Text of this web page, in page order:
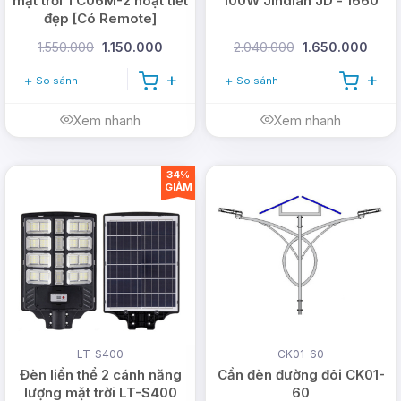
động trong thời gian dài.
Điều khiển tắt bật đèn theo cảm biến ánh
cài đặt 3 mức sáng tối theo yêu cầu.
đẹp [Có Remote]
1.550.000 1.150.000
So sánh
Xem nhanh
2.040.000 1.650.000
So sánh
Xem nhanh
LT-S400
Đèn liền thể 2 cánh năng
lượng mặt trời LT-S400
34%
GIẢM
CK01-60
Cần đèn đường đôi CK01-
60